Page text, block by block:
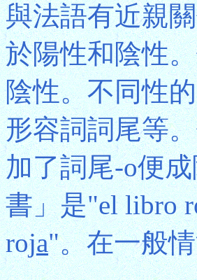
與法語有近親
於陽性和陰性
陰性。不同性
形容詞詞尾等
加了詞尾-o便
書」是"el libro
roja"。在一般